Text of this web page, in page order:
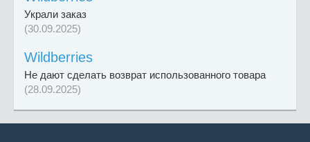
Украли заказ
(30.09.2025)
Wildberries
Не дают сделать возврат использованного товара
(28.09.2025)